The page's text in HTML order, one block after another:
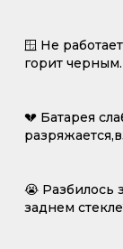
🪟 Не
горит
💔 Батарея
😭 Разбилось
заднем